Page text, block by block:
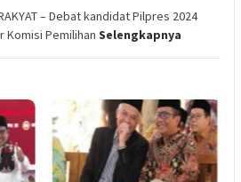
RAKYAT – Debat kandidat Pilpres 2024
Komisi Pemilihan Selengkapnya